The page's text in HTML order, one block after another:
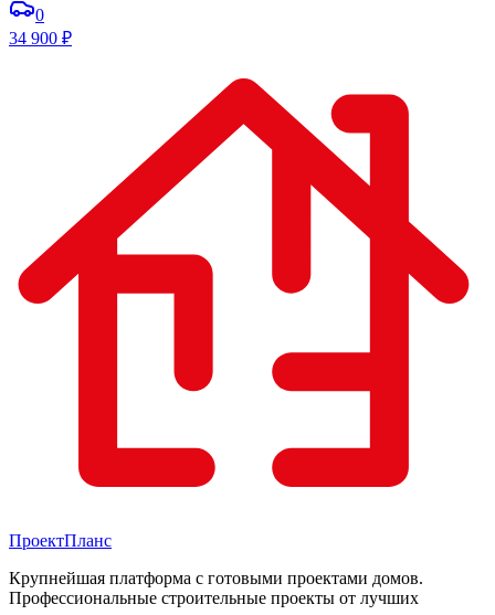
0
34 900 ₽
ПроектПланс
Крупнейшая платформа с готовыми проектами домов.
Профессиональные строительные проекты от лучших